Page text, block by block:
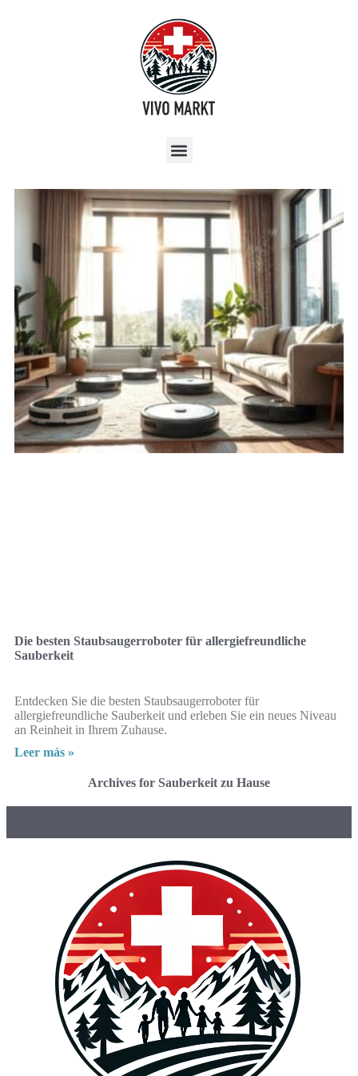
Die besten Staubsaugerroboter für allergiefreundliche
Sauberkeit
Entdecken Sie die besten Staubsaugerroboter für
allergiefreundliche Sauberkeit und erleben Sie ein neues Niveau
an Reinheit in Ihrem Zuhause.
Leer más »
Archives for Sauberkeit zu Hause